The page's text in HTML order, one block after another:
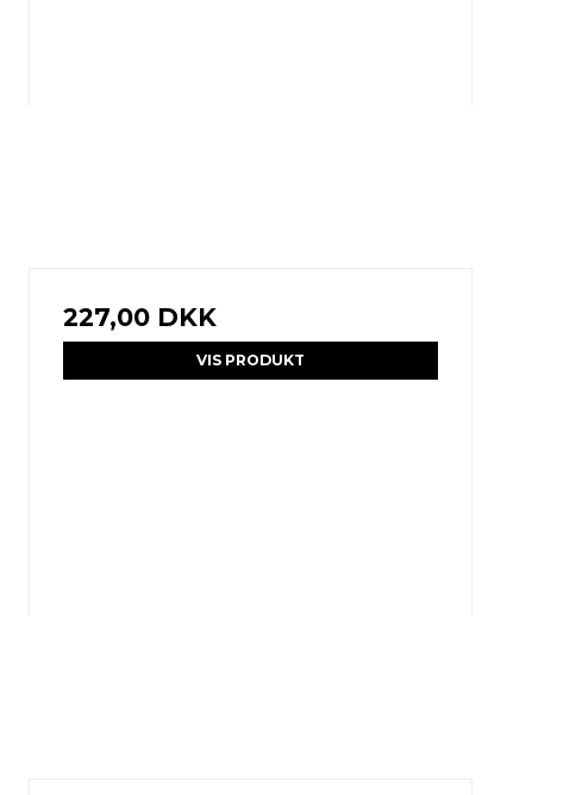
227,00 DKK
VIS PRODUKT